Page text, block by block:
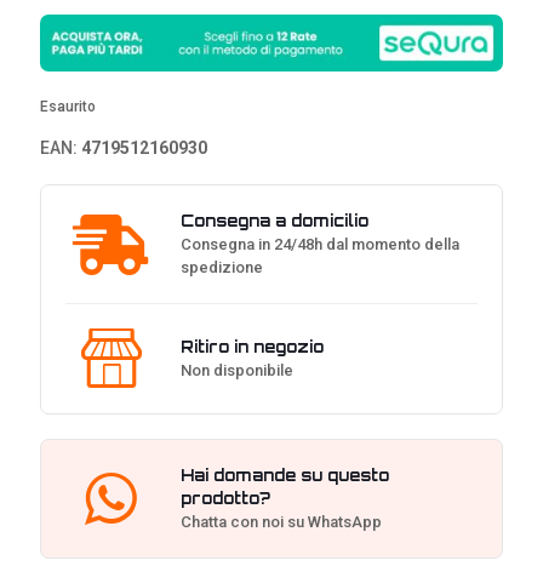
Esaurito
EAN: 4719512160930
Consegna a domicilio
Consegna in 24/48h dal momento della
spedizione
Ritiro in negozio
Non disponibile
Hai domande su questo
prodotto?
Chatta con noi su WhatsApp